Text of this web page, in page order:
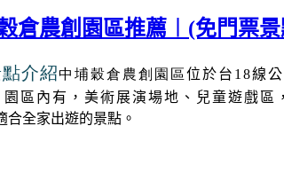
倉農創園區推薦︱(免門票
介紹中埔穀倉農創園區位於台 18線
區內有，美術展演場地、兒童遊戲區
合全家出遊的景點。